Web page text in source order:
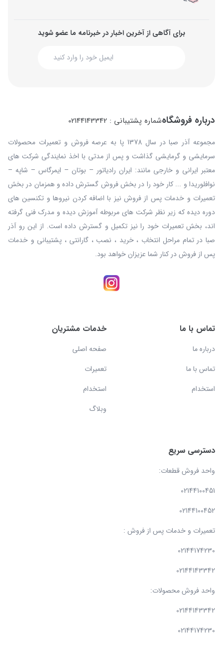
برای آگاهی از آخرین اخبار در خبرنامه ما عضو شوید
درباره فروشگاهشماره پشتیبانی : 02144143342
مجموعه آذر صبا در سال 1378 پا به عرصه فروش و تعمیرات محصولات
سرمایشی و گرمایشی گذاشت و پس از مدتی با اخذ نمایندگی شرکت های
معتبر ایرانی و خارجی مانند: ایران رادیاتور – بوتان – ایمرگاس – شاپه –
نوافلوریدا و ... کار خود را در بخش فروش گسترش داده و همزمان در بخش
تعمیرات و خدمات پس از فروش نیز با اضافه کردن نیروها و تکنسین های
دوره دیده که زیر نظر شرکت های مربوطه آموزش دیده و مدرک فنی گرفته
اند، بخش تعمیرات خود را نیز تکمیل و گسترش داده است. از این رو آذر
صبا در تمام مراحل انتخاب ، خرید ، نصب ، گارانتی ، پشتیبانی و خدمات
پس از فروش در کنار شما عزیزان خواهد بود.
تماس با ما
درباره ما
تماس با ما
استخدام
خدمات مشتریان
صفحه اصلی
تعمیرات
استخدام
وبلاگ
دسترسی سریع
واحد فروش قطعات:
02144100451
02144100452
تعمیرات و خدمات پس از فروش :
02144174230
02144143342
واحد فروش محصولات:
02144143342
02144174230